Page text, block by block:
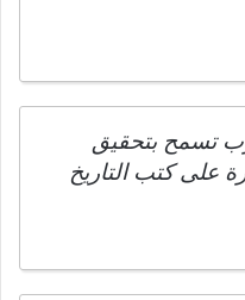
تسمح بتحقيق
على كتب التاريخ